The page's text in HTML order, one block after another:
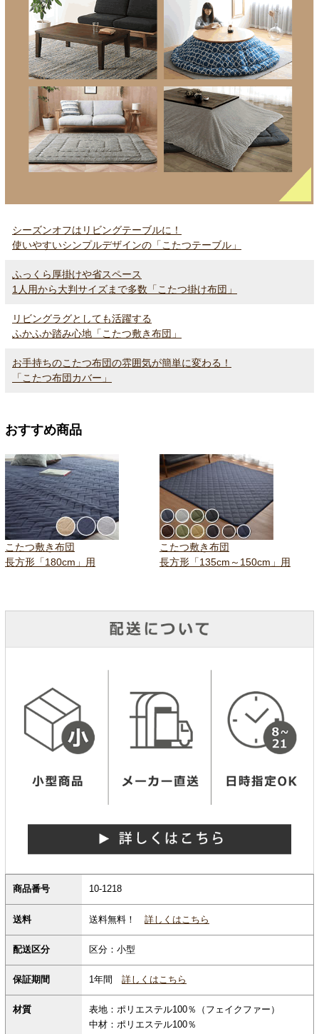
シーズンオフはリビングテーブルに！
使いやすいシンプルデザインの「こたつテーブル」
ふっくら厚掛けや省スペース
1人用から大判サイズまで多数「こたつ掛け布団」
リビングラグとしても活躍する
ふかふか踏み心地「こたつ敷き布団」
お手持ちのこたつ布団の雰囲気が簡単に変わる！
「こたつ布団カバー」
おすすめ商品
こたつ敷き布団
長方形「180cm」用
こたつ敷き布団
長方形「135cm～150cm」用
商品番号 10-1218
送料 送料無料！ 詳しくはこちら
配送区分 区分：小型
保証期間 1年間 詳しくはこちら
材質
表地：ポリエステル100％（フェイクファー）
中材：ポリエステル100％